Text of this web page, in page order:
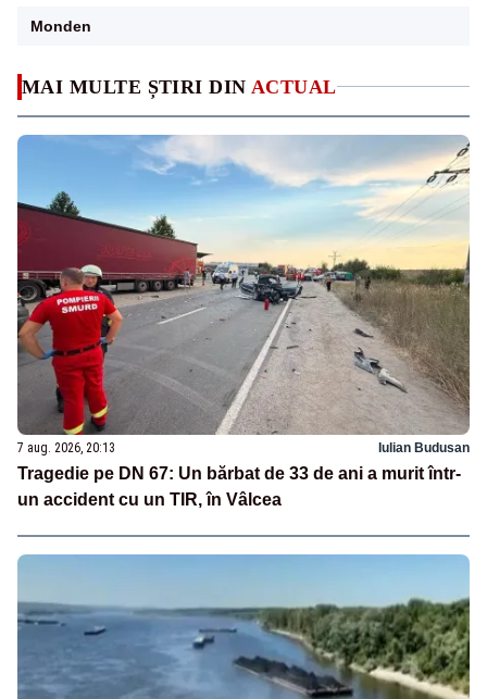
MAI MULTE ȘTIRI DIN ACTUAL
7 aug. 2026, 20:13 Iulian Budusan
Tragedie pe DN 67: Un bărbat de 33 de ani a murit într-
un accident cu un TIR, în Vâlcea
Monden